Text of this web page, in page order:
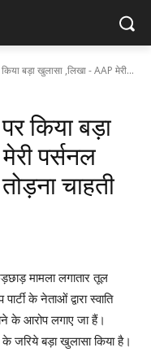
बड़ा खुलासा ,लिखा - AAP मेरी...
किया बड़ा
पर्सनल
चाहती
मामला लगातार तूल
के नेताओं द्वारा स्वाति
के आरोप लगाए जा हैं।
जरिये बड़ा खुलासा किया है।